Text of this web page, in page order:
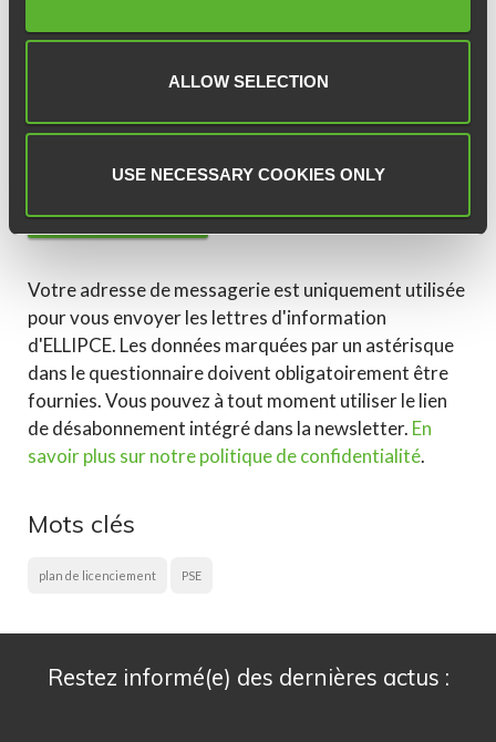
ALLOW SELECTION
USE NECESSARY COOKIES ONLY
E-mail*
Votre adresse de messagerie est uniquement utilisée
pour vous envoyer les lettres d'information
d'ELLIPCE. Les données marquées par un astérisque
dans le questionnaire doivent obligatoirement être
fournies. Vous pouvez à tout moment utiliser le lien
de désabonnement intégré dans la newsletter. En
savoir plus sur notre politique de confidentialité.
Mots clés
plan de licenciement PSE
Restez informé(e) des dernières actus :